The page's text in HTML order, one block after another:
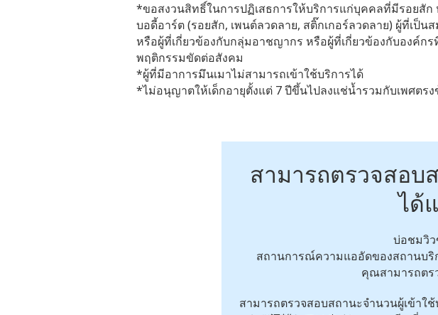
*ขอสงวนสิทธิ์ในการปฏิเสธการให้บริการแก่บุคคลที่มีรอยสัก
บอดี้อาร์ต (รอยสัก, เพนต์ลวดลาย, สติ๊กเกอร์ลวดลาย) ผู้ที่เป็น
หรือผู้ที่เกี่ยวข้องกับกลุ่มอาชญากร หรือผู้ที่เกี่ยวข้องกับองค์กร
พฤติกรรมขัดต่อสังคม
*ผู้ที่มีอาการมึนเมาไม่สามารถเข้าใช้บริการได้
*ไม่อนุญาตให้เด็กอายุตั้งแต่ 7 ปีขึ้นไปลงแช่น้ำรวมกับเพศตรง
สามารถตรวจสอบ
ได้
บ่อชมวิ
สถานการณ์ความแออัดของสถานบริ
คุณสามารถต
สามารถตรวจสอบสถานะจำนวนผู้เข้าใ